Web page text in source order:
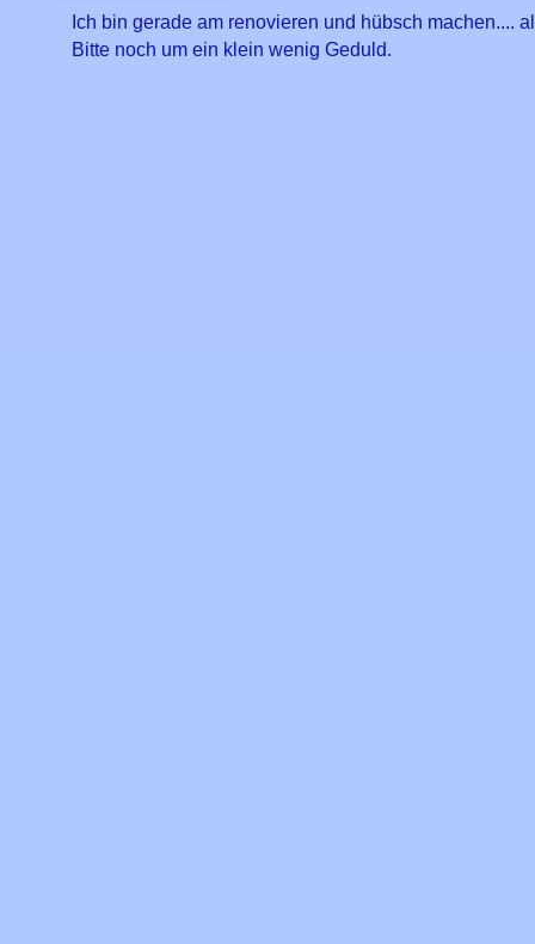
Ich bin gerade am renovieren und hübsch machen....
Bitte noch um ein klein wenig Geduld.